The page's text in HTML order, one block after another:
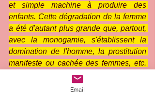
et simple machine à produire des
enfants. Cette dégradation de la femme
a été d'autant plus grande que, partout,
avec la monogamie, s'établissent la
domination de l'homme, la prostitution
manifeste ou cachée des femmes, etc.
Voilà ce qu'a produit indirectement la
grande 'conquête historique' du mâle, le
Email